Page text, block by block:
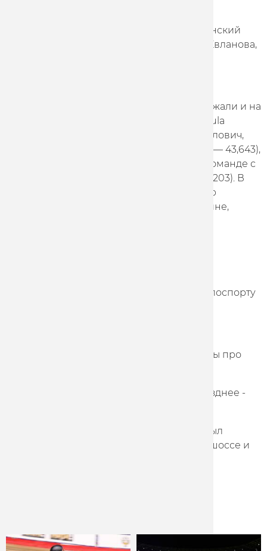
соревнованиях в кейрине и спринте. Женский
юниорский спринт выиграла Екатерина Евланова,
Несколько побед гонщики команды одержали и на
гонках Кубка России. Сначала Marathon-Tula
выиграла командный спринт (Игорь Гирилович,
Дмитрий Нестеров, Александр Дубченко — 43,643),
Богдан Меденец и Никита Быковский в команде с
Максимом Наумовым стали третьими (44,203). В
индивидуальных дисциплинах Александр
Дубченко стал первым в спринте и кейрине,
– Многократная чемпионка России по велоспорту
– Любит вкусно готовить, смотреть фильмы про
– В детстве хотела стать дизайнером, а позднее -
– В велоспорт привели родители. Папа был
трековым гонщиком, мама выступала на шоссе и